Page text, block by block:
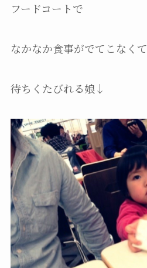
フードコートで
なかなか食事がでてこなくて
待ちくたびれる娘↓